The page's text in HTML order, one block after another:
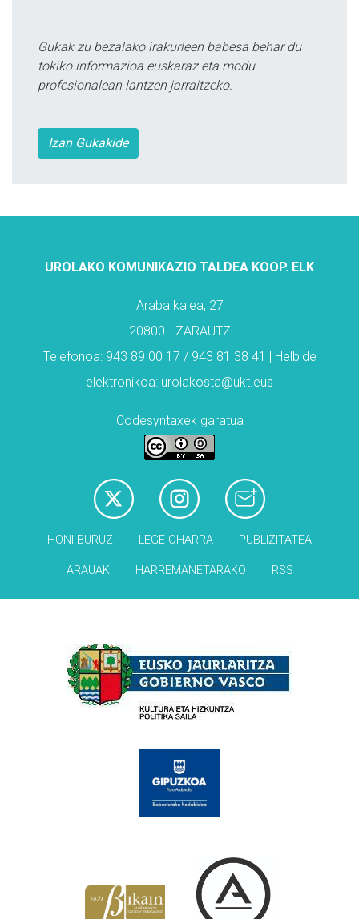
Gukak zu bezalako irakurleen babesa behar du
tokiko informazioa euskaraz eta modu
profesionalean lantzen jarraitzeko.
Izan Gukakide
UROLAKO KOMUNIKAZIO TALDEA KOOP. ELK
Araba kalea, 27
20800 - ZARAUTZ
Telefonoa: 943 89 00 17 / 943 81 38 41 | Helbide
elektronikoa: urolakosta@ukt.eus
Codesyntaxek garatua
HONI BURUZ LEGE OHARRA PUBLIZITATEA
ARAUAK HARREMANETARAKO RSS